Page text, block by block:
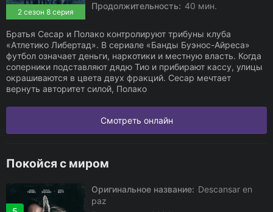
2 сезон 8 серия
Продолжительность: 40 мин.
Братья Сесар и Полако контролируют трибуны клуба
«Атлетико Либертад». В сериале «Банды Буэнос-Айреса»
футбол означает деньги, наркотики и местную власть. Когда
соперники подставляют дядю Тио и прибирают кассу, улицы
окрашиваются в цвета двух фракций. Сесар мечтает
вернуть авторитет силой, Полако
Смотреть онлайн
Покойся с миром
Оригинальное название: Descansar en
paz